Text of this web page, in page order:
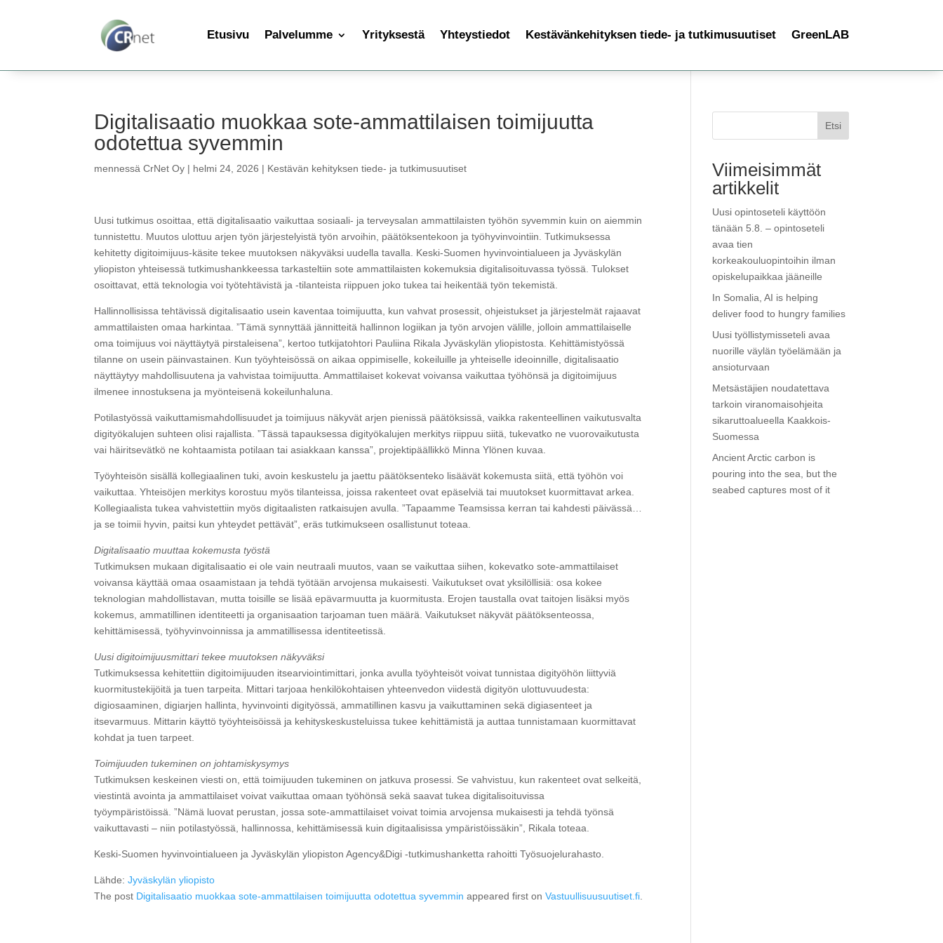
Etusivu Palvelumme Yrityksestä Yhteystiedot Kestävänkehityksen tiede- ja tutkimusuutiset GreenLAB
Digitalisaatio muokkaa sote‑ammattilaisen toimijuutta
odotettua syvemmin
mennessäCrNet Oy | helmi 24, 2026 | Kestävän kehityksen tiede- ja tutkimusuutiset
Uusi tutkimus osoittaa, että digitalisaatio vaikuttaa sosiaali- ja terveysalan ammattilaisten työhön syvemmin kuin on aiemmin
tunnistettu. Muutos ulottuu arjen työn järjestelyistä työn arvoihin, päätöksentekoon ja työhyvinvointiin. Tutkimuksessa
kehitetty digitoimijuus‑käsite tekee muutoksen näkyväksi uudella tavalla. Keski-Suomen hyvinvointialueen ja Jyväskylän
yliopiston yhteisessä tutkimushankkeessa tarkasteltiin sote ammattilaisten kokemuksia digitalisoituvassa työssä. Tulokset
osoittavat, että teknologia voi työtehtävistä ja -tilanteista riippuen joko tukea tai heikentää työn tekemistä.
Hallinnollisissa tehtävissä digitalisaatio usein kaventaa toimijuutta, kun vahvat prosessit, ohjeistukset ja järjestelmät rajaavat
ammattilaisten omaa harkintaa. ”Tämä synnyttää jännitteitä hallinnon logiikan ja työn arvojen välille, jolloin ammattilaiselle
oma toimijuus voi näyttäytyä pirstaleisena”, kertoo tutkijatohtori Pauliina Rikala Jyväskylän yliopistosta. Kehittämistyössä
tilanne on usein päinvastainen. Kun työyhteisössä on aikaa oppimiselle, kokeiluille ja yhteiselle ideoinnille, digitalisaatio
näyttäytyy mahdollisuutena ja vahvistaa toimijuutta. Ammattilaiset kokevat voivansa vaikuttaa työhönsä ja digitoimijuus
ilmenee innostuksena ja myönteisenä kokeilunhaluna.
Potilastyössä vaikuttamismahdollisuudet ja toimijuus näkyvät arjen pienissä päätöksissä, vaikka rakenteellinen vaikutusvalta
digityökalujen suhteen olisi rajallista. ”Tässä tapauksessa digityökalujen merkitys riippuu siitä, tukevatko ne vuorovaikutusta
vai häiritsevätkö ne kohtaamista potilaan tai asiakkaan kanssa”, projektipäällikkö Minna Ylönen kuvaa.
Työyhteisön sisällä kollegiaalinen tuki, avoin keskustelu ja jaettu päätöksenteko lisäävät kokemusta siitä, että työhön voi
vaikuttaa. Yhteisöjen merkitys korostuu myös tilanteissa, joissa rakenteet ovat epäselviä tai muutokset kuormittavat arkea.
Kollegiaalista tukea vahvistettiin myös digitaalisten ratkaisujen avulla. ”Tapaamme Teamsissa kerran tai kahdesti päivässä…
ja se toimii hyvin, paitsi kun yhteydet pettävät”, eräs tutkimukseen osallistunut toteaa.
Digitalisaatio muuttaa kokemusta työstä
Tutkimuksen mukaan digitalisaatio ei ole vain neutraali muutos, vaan se vaikuttaa siihen, kokevatko sote-ammattilaiset
voivansa käyttää omaa osaamistaan ja tehdä työtään arvojensa mukaisesti. Vaikutukset ovat yksilöllisiä: osa kokee
teknologian mahdollistavan, mutta toisille se lisää epävarmuutta ja kuormitusta. Erojen taustalla ovat taitojen lisäksi myös
kokemus, ammatillinen identiteetti ja organisaation tarjoaman tuen määrä. Vaikutukset näkyvät päätöksenteossa,
kehittämisessä, työhyvinvoinnissa ja ammatillisessa identiteetissä.
Uusi digitoimijuusmittari tekee muutoksen näkyväksi
Tutkimuksessa kehitettiin digitoimijuuden itsearviointimittari, jonka avulla työyhteisöt voivat tunnistaa digityöhön liittyviä
kuormitustekijöitä ja tuen tarpeita. Mittari tarjoaa henkilökohtaisen yhteenvedon viidestä digityön ulottuvuudesta:
digiosaaminen, digiarjen hallinta, hyvinvointi digityössä, ammatillinen kasvu ja vaikuttaminen sekä digiasenteet ja
itsevarmuus. Mittarin käyttö työyhteisöissä ja kehityskeskusteluissa tukee kehittämistä ja auttaa tunnistamaan kuormittavat
kohdat ja tuen tarpeet.
Toimijuuden tukeminen on johtamiskysymys
Tutkimuksen keskeinen viesti on, että toimijuuden tukeminen on jatkuva prosessi. Se vahvistuu, kun rakenteet ovat selkeitä,
viestintä avointa ja ammattilaiset voivat vaikuttaa omaan työhönsä sekä saavat tukea digitalisoituvissa
työympäristöissä. ”Nämä luovat perustan, jossa sote‑ammattilaiset voivat toimia arvojensa mukaisesti ja tehdä työnsä
vaikuttavasti – niin potilastyössä, hallinnossa, kehittämisessä kuin digitaalisissa ympäristöissäkin”, Rikala toteaa.
Keski-Suomen hyvinvointialueen ja Jyväskylän yliopiston Agency&Digi -tutkimushanketta rahoitti Työsuojelurahasto.
Lähde:Jyväskylän yliopisto
The post Digitalisaatio muokkaa sote‑ammattilaisen toimijuutta odotettua syvemmin appeared first onVastuullisuusuutiset.fi
Etsi
Viimeisimmät
artikkelit
Uusi opintoseteli käyttöön
tänään 5.8. – opintoseteli
avaa tien
korkeakouluopintoihin ilman
opiskelupaikkaa jääneille
In Somalia, AI is helping
deliver food to hungry families
Uusi työllistymisseteli avaa
nuorille väylän työelämään ja
ansioturvaan
Metsästäjien noudatettava
tarkoin viranomaisohjeita
sikaruttoalueella Kaakkois-
Suomessa
Ancient Arctic carbon is
pouring into the sea, but the
seabed captures most of it